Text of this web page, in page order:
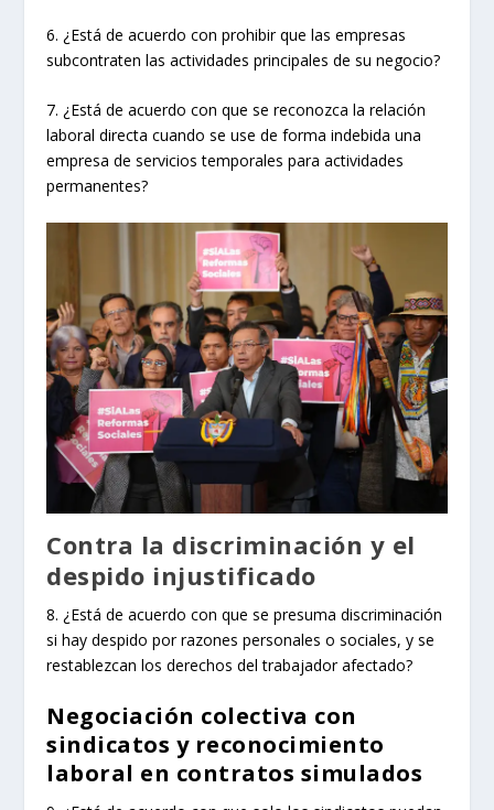
6. ¿Está de acuerdo con prohibir que las empresas
subcontraten las actividades principales de su negocio?
7. ¿Está de acuerdo con que se reconozca la relación
laboral directa cuando se use de forma indebida una
empresa de servicios temporales para actividades
permanentes?
Contra la discriminación y el
despido injustificado
8. ¿Está de acuerdo con que se presuma discriminación
si hay despido por razones personales o sociales, y se
restablezcan los derechos del trabajador afectado?
Negociación colectiva con
sindicatos y reconocimiento
laboral en contratos simulados